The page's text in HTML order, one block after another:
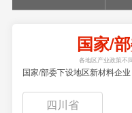
国家/
各地区产业政策不
国家/部委下设地区新材料企业
四川省